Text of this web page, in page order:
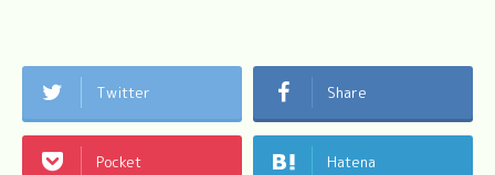
Twitter Share
Pocket Hatena